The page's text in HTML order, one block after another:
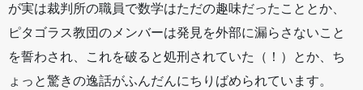
が実は裁判所の職員で数学はただの趣味だったこととか、
ピタゴラス教団のメンバーは発見を外部に漏らさないこと
を誓わされ、これを破ると処刑されていた（！）とか、ち
ょっと驚きの逸話がふんだんにちりばめられています。